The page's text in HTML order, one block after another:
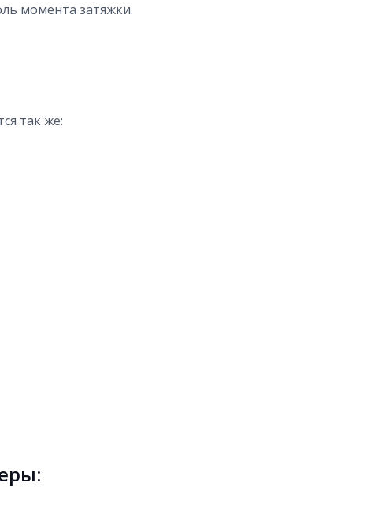
момента затяжки.
так же: